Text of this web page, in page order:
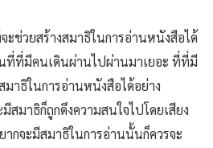
ช่วยสร้างสมาธิในการอ่านหนังสือได้
นที่ที่มีคนเดินผ่านไปผ่านมาเยอะ ที่ที่มี
มาธิในการอ่านหนังสือได้อย่าง
สมาธิก็ถูกดึงความสนใจไปโดยเสียง
กจะมีสมาธิในการอ่านนั้นก็ควรจะ